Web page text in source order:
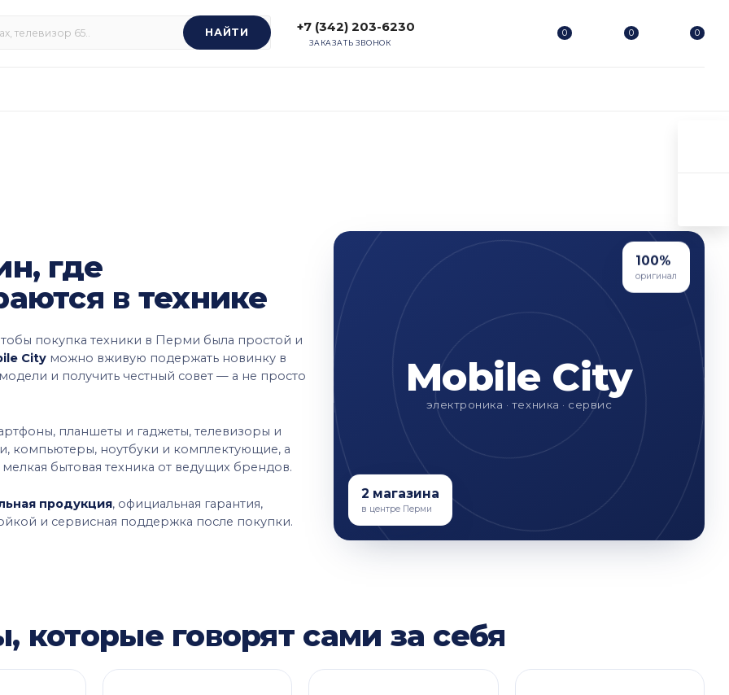
НАЙТИ +7 (342) 203-6230
ЗАКАЗАТЬ ЗВОНОК
0 0 0
где
в технике
покупка техники в Перми была простой и
City можно вживую подержать новинку в
и получить честный совет — а не просто
планшеты и гаджеты, телевизоры и
компьютеры, ноутбуки и комплектующие, а
бытовая техника от ведущих брендов.
продукция, официальная гарантия,
и сервисная поддержка после покупки.
Mobile City
электроника · техника · сервис
100%
2 магазина
в центре Перми
которые говорят сами за себя